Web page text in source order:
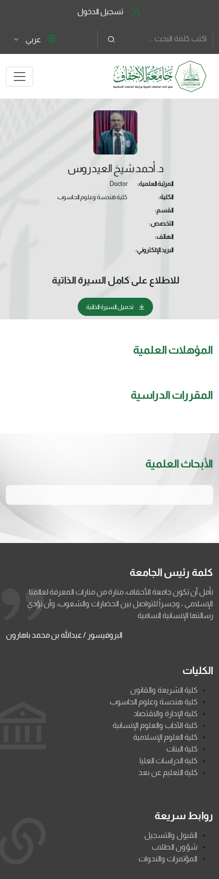
تسجيل الدخول
عربي
د. أحمد شيخ العيدروس
المرتبة العلمية:
Doctor
الكلية:
كلية هندسة وعلوم الحاسوب
القسم:
التخصص:
الهاتف:
البريد الإلكتروني:
للاطلاع على كامل السيرة الذاتية
تحميل السيرة الذاتية
المؤهلات العلمية
المقررات الدراسية
الأبحاث العلمية
كلمة رئيس الجامعة
نأمل أن تكون جامعة الأحقاف، منارة من منارات المعرفة لعالمنا
الإسلامي ، وجسراً للتواصل بين الحضارات والشعوب، وأن تؤدي
رسالتها الإنسانية السامية
البروفيسور / عبدالله بن محمد باهارون
الكليات
كلية الشريعة والقانون
كلية هندسة وعلوم الحاسوب
كلية الإدارة والاقتصاد
كلية الآداب والعلوم الإنسانية
كلية العلوم الإسلامية
كلية البنات
كلية الدراسات العليا
كلية التعليم عن بعد
روابط سريعة
القبول والتسجيل
شؤون الطلاب
المؤتمرات والندوات